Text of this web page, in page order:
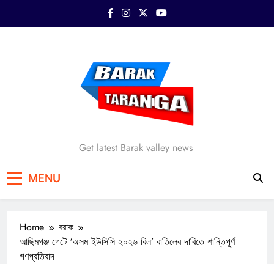
Barak Taranga
Get latest Barak valley news
MENU
Home
বরাক
আছিমগঞ্জ গেটে ‘অসম ইউসিসি ২০২৬ বিল’ বাতিলের দাবিতে শান্তিপূর্ণ
গণপ্রতিবাদ